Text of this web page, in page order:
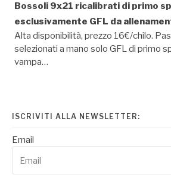
Bossoli 9x21 ricalibrati di primo
esclusivamente GFL da
Alta disponibilità, prezzo 16€/chilo.
selezionati a mano solo GFL di primo
vampa…
ISCRIVITI ALLA NEWSLETTER:
Email